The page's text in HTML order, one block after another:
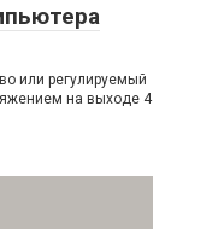
или регулируемый
на выходе 4